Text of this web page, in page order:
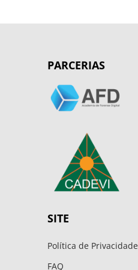
PARCERIAS
SITE
Política de Privacidade
FAQ